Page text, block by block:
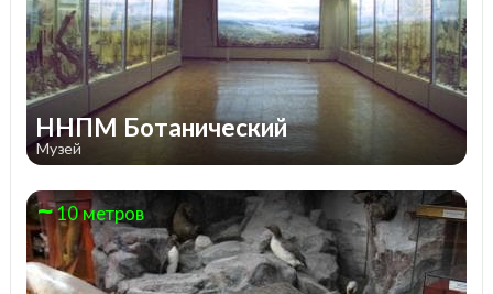
ННПМ Ботанический
Музей
10 метров